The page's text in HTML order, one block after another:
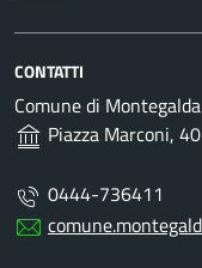
CONTATTI
Comune di Montegalda
Piazza Marconi, 40
0444-736411